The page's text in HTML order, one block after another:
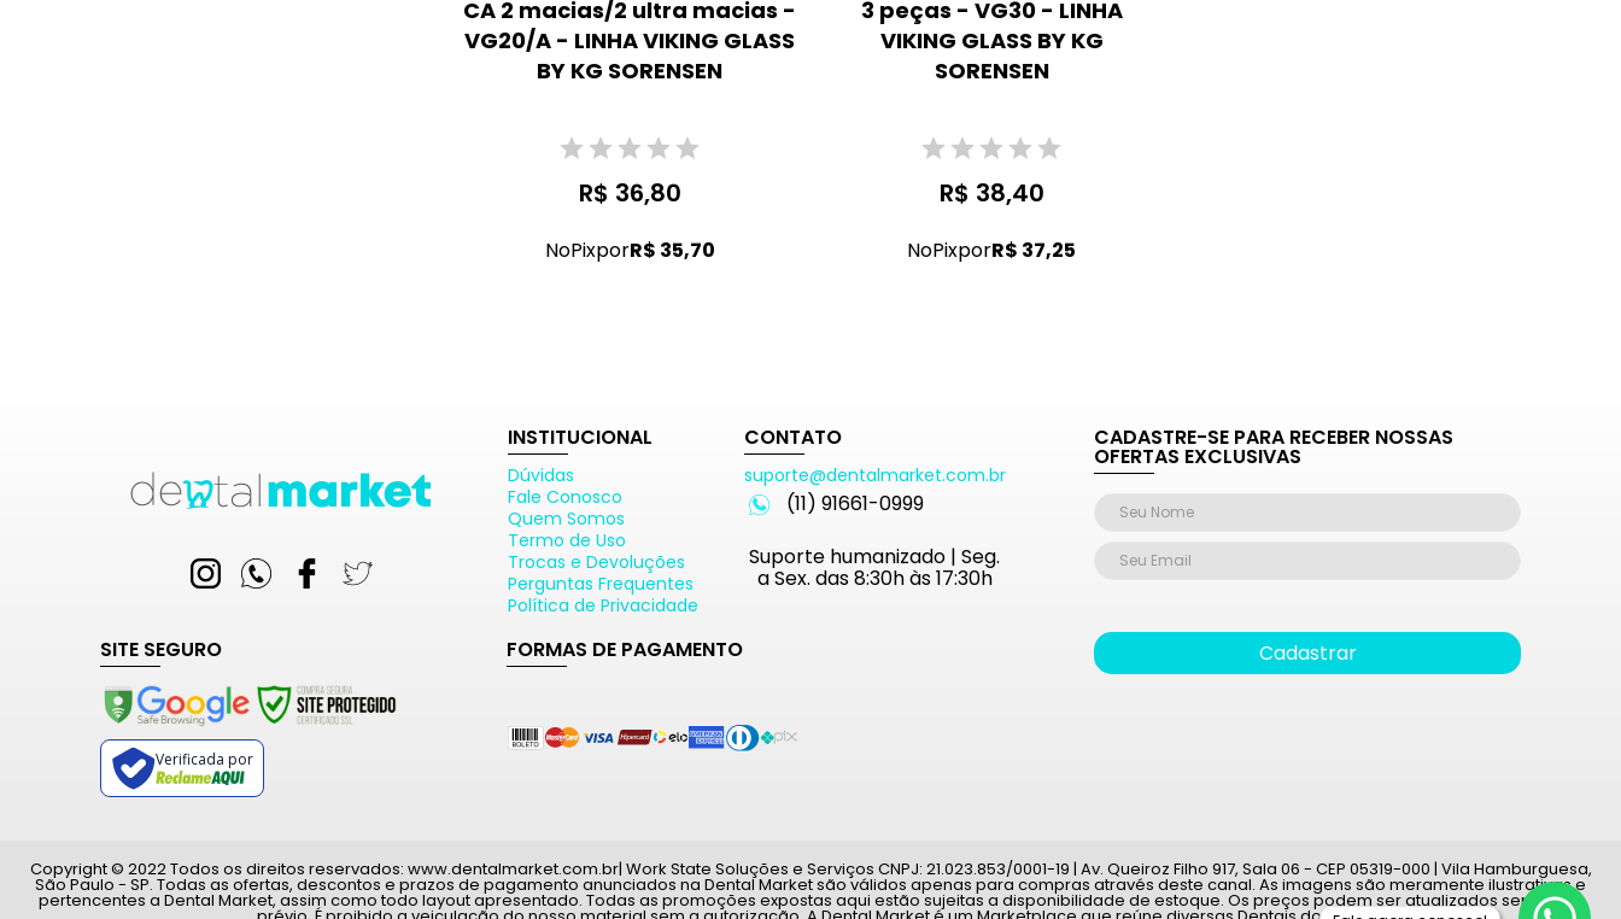
CA 2 macias/2 ultra macias -
VG20/A - LINHA VIKING GLASS
BY KG SORENSEN
R$ 36,80
NoPixporR$ 35,70
3 peças - VG30 - LINHA
VIKING GLASS BY KG
SORENSEN
R$ 38,40
NoPixporR$ 37,25
INSTITUCIONAL
Dúvidas
Fale Conosco
Quem Somos
Termo de Uso
Trocas e Devoluções
Perguntas Frequentes
Política de Privacidade
CONTATO
suporte@dentalmarket.com.br
(11) 91661-0999
Suporte humanizado | Seg.
a Sex. das 8:30h às 17:30h
SITE SEGURO
Verificada por
FORMAS DE PAGAMENTO
CADASTRE-SE PARA RECEBER NOSSAS
OFERTAS EXCLUSIVAS
Cadastrar
Copyright © 2022 Todos os direitos reservados: www.dentalmarket.com.br| Work State Soluções e Serviços CNPJ: 21.023.853/0001-19 | Av. Queiroz Filho 917, Sala 06 - CEP 05319-000 | Vila Hamburguesa,
São Paulo - SP. Todas as ofertas, descontos e prazos de pagamento anunciados na Dental Market são válidos apenas para compras através deste canal. As imagens são meramente ilustrativas e
pertencentes a Dental Market, assim como todo layout apresentado. Todas as promoções expostas aqui estão sujeitas a disponibilidade de estoque. Os preços podem ser atualizados sem aviso